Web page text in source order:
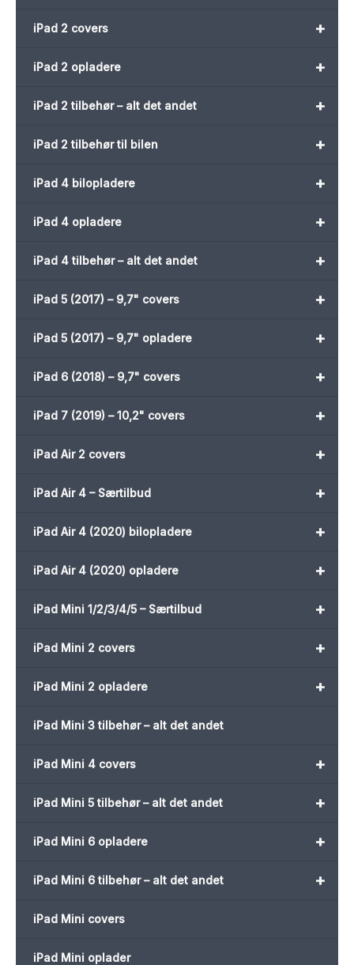
+
iPad 2 covers
+
iPad 2 opladere
+
iPad 2 tilbehør – alt det andet
+
iPad 2 tilbehør til bilen
+
iPad 4 bilopladere
+
iPad 4 opladere
+
iPad 4 tilbehør – alt det andet
+
iPad 5 (2017) – 9,7" covers
+
iPad 5 (2017) – 9,7" opladere
+
iPad 6 (2018) – 9,7" covers
+
iPad 7 (2019) – 10,2" covers
+
iPad Air 2 covers
+
iPad Air 4 – Særtilbud
+
iPad Air 4 (2020) bilopladere
+
iPad Air 4 (2020) opladere
+
iPad Mini 1/2/3/4/5 – Særtilbud
+
iPad Mini 2 covers
+
iPad Mini 2 opladere
iPad Mini 3 tilbehør – alt det andet
+
iPad Mini 4 covers
+
iPad Mini 5 tilbehør – alt det andet
+
iPad Mini 6 opladere
+
iPad Mini 6 tilbehør – alt det andet
iPad Mini covers
iPad Mini oplader